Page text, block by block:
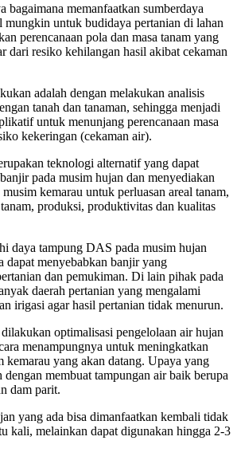
bagaimana memanfaatkan sumberdaya
untuk budidaya pertanian di lahan
perencanaan pola dan masa tanam yang
dari resiko kehilangan hasil akibat cekaman
adalah dengan melakukan analisis
tanah dan tanaman, sehingga menjadi
untuk menunjang perencanaan masa
kekeringan (cekaman air).
teknologi alternatif yang dapat
pada musim hujan dan menyediakan
kemarau untuk perluasan areal tanam,
produksi, produktivitas dan kualitas
daya tampung DAS pada musim hujan
dapat menyebabkan banjir yang
dan pemukiman. Di lain pihak pada
daerah pertanian yang mengalami
irigasi agar hasil pertanian tidak menurun.
optimalisasi pengelolaan air hujan
menampungnya untuk meningkatkan
kemarau yang akan datang. Upaya yang
dengan membuat tampungan air baik berupa
dam parit.
yang ada bisa dimanfaatkan kembali tidak
kali, melainkan dapat digunakan hingga 2-3